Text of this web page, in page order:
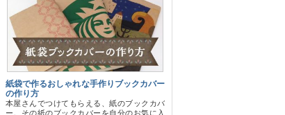
紙袋で作るおしゃれな手作りブックカバー
の作り方
本屋さんでつけてもらえる、紙のブックカバ
ー。その紙のブックカバーを自分のお気に入